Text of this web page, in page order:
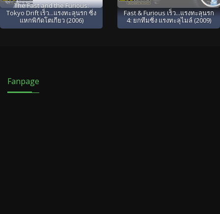
The Fast and the Furious:
Tokyo Drift เร็ว...แรงทะลุนรก ซิ่ง
แหกพิกัดโตเกียว (2006)
Fast & Furious เร็ว...แรงทะลุนรก
4: ยกทีมซิ่ง แรงทะลุไมล์ (2009)
Fanpage